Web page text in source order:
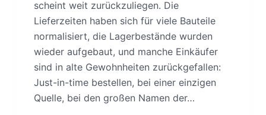
scheint weit zurückzuliegen. Die
Lieferzeiten haben sich für viele Bauteile
normalisiert, die Lagerbestände wurden
wieder aufgebaut, und manche Einkäufer
sind in alte Gewohnheiten zurückgefallen:
Just-in-time bestellen, bei einer einzigen
Quelle, bei den großen Namen der…